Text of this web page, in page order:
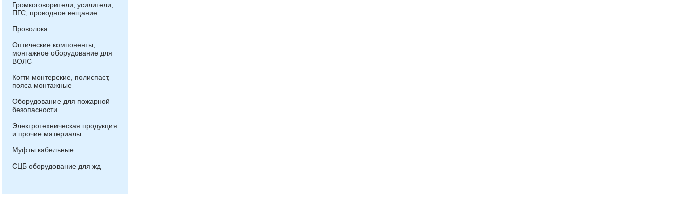
Громкоговорители, усилители,
ПГС, проводное вещание
Проволока
Оптические компоненты,
монтажное оборудование для
ВОЛС
Когти монтерские, полиспаст,
пояса монтажные
Оборудование для пожарной
безопасности
Электротехническая продукция
и прочие материалы
Муфты кабельные
СЦБ оборудование для жд